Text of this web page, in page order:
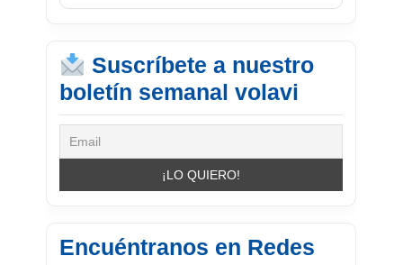
Suscríbete a nuestro
boletín semanal volavi
Encuéntranos en Redes